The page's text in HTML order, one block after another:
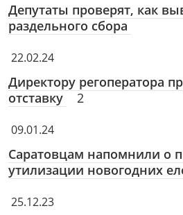
Депутаты проверят, как
раздельного сбора
22.02.24
Директору регоператора
отставку
2
09.01.24
Саратовцам напомнили о
утилизации новогодних
25.12.23